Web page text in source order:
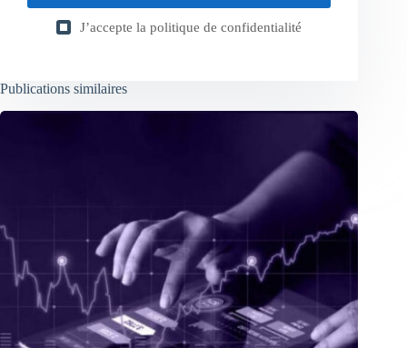
J’accepte la politique de confidentialité
Publications similaires